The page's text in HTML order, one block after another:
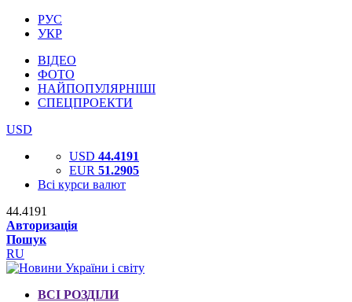
РУС
УКР
ВІДЕО
ФОТО
НАЙПОПУЛЯРНІШІ
СПЕЦПРОЕКТИ
USD
USD 44.4191
EUR 51.2905
Всі курси валют
44.4191
Авторизація
Пошук
RU
ВСІ РОЗДІЛИ